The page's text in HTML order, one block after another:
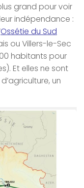
grand pour voir
indépendance :
Ossétie du Sud
ou Villers-le-Sec
habitants pour
Et elles ne sont
un